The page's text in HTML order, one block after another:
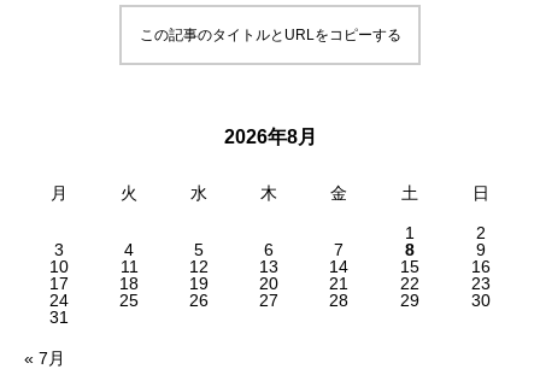
この記事のタイトルとURLをコピーする
2026年8月
月 火 水 木 金 土 日
1
2
3
4 5 6 7 8
9
10
11 12 13 14 15
16
17
18 19 20 21 22
23
24
25 26 27 28 29
30
31
« 7月